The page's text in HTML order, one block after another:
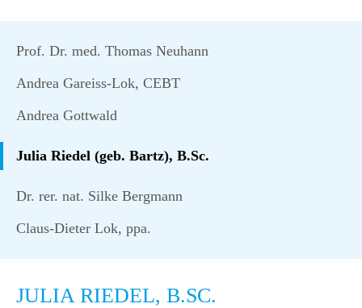
Prof. Dr. med. Thomas Neuhann
Andrea Gareiss-Lok, CEBT
Andrea Gottwald
Julia Riedel (geb. Bartz), B.Sc.
Dr. rer. nat. Silke Bergmann
Claus-Dieter Lok, ppa.
JULIA RIEDEL, B.SC.